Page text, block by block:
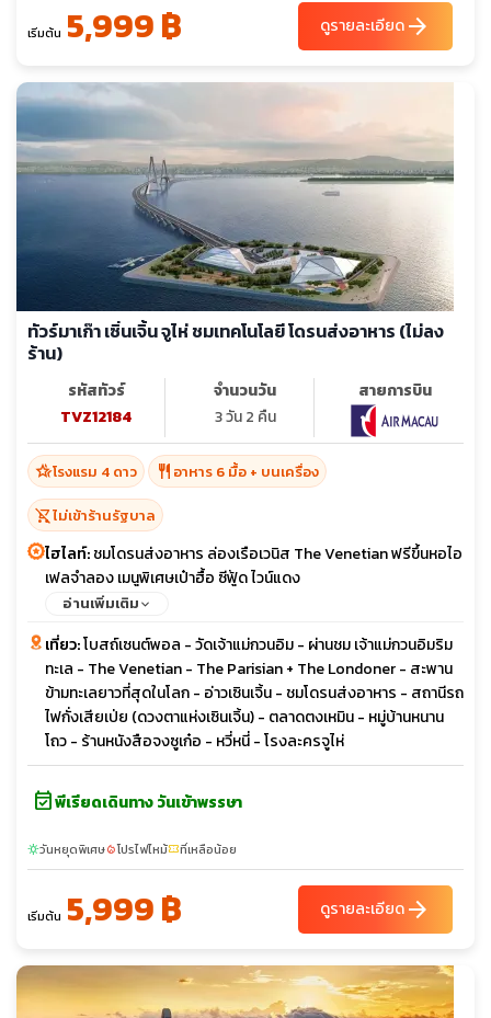
เริ่มต้น 5,999 ฿ ดูรายละเอียดarrow_forward
ทัวร์มาเก๊า เซิ่นเจิ้น จูไห่ ชมเทคโนโลยี โดรนส่งอาหาร (ไม่ลง
ร้าน)
รหัสทัวร์
TVZ12184
จำนวนวัน
3 วัน 2 คืน
สายการบิน
hotel_classโรงแรม 4 ดาว restaurant อาหาร 6 มื้อ + บนเครื่อง
shopping_cart_offไม่เข้าร้านรัฐบาล
ไฮไลท์:ชมโดรนส่งอาหาร ล่องเรือเวนิส The Venetian ฟรีขึ้นหอไอ
เฟลจำลอง เมนูพิเศษเป๋าฮื้อ ซีฟู้ด ไวน์แดง
อ่านเพิ่มเติม
เที่ยว:โบสถ์เซนต์พอล - วัดเจ้าแม่กวนอิม - ผ่านชม เจ้าแม่กวนอิมริม
ทะเล - The Venetian - The Parisian + The Londoner - สะพาน
ข้ามทะเลยาวที่สุดในโลก - อ่าวเซินเจิ้น - ชมโดรนส่งอาหาร - สถานีรถ
ไฟกั่งเสียเป่ย (ดวงตาแห่งเซินเจิ้น) - ตลาดตงเหมิน - หมู่บ้านหนาน
โถว - ร้านหนังสือจงซูเก๋อ - หวี่หนี่ - โรงละครจูไห่
event_availableพีเรียดเดินทาง วันเข้าพรรษา
sunnyวันหยุดพิเศษlocal_fire_departmentโปรไฟไหม้confirmation_numberที่เหลือน้อย
เริ่มต้น 5,999 ฿ ดูรายละเอียดarrow_forward